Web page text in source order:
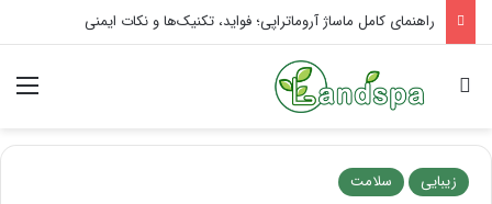
تاثیر ماساژ بر افسردگی؛ با ماساژ درمانی افسردگی را درمان کنید!
جستجو برای
زیبایی سلامت